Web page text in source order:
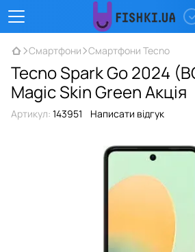
Смартфони Смартфони Tecno
Tecno Spark Go 2024
Magic Skin Green Акція
Артикул: 143951 Написати відгук